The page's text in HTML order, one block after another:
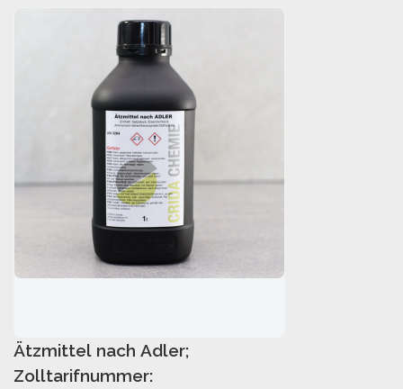
IN DEN WARENKORB
Ätzmittel nach Adler;
Zolltarifnummer: